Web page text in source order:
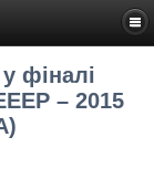
фіналі
– 2015